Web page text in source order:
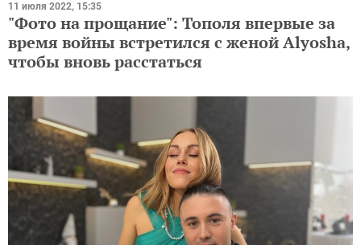
11 июля 2022, 15:35
"Фото на прощание": Тополя впервые за
время войны встретился с женой Alyosha,
чтобы вновь расстаться